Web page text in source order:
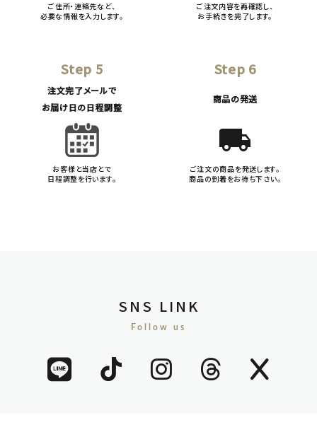
ご住所・連絡先など、
必要な情報を入力します。
ご注文内容を再確認し、
お手続きを完了します。
Step 5
注文完了メールで
お届け日の日程調整
お客様と当店とで
日程調整を行います。
Step 6
商品の発送
local_shipping
ご注文の商品を発送します。
商品の到着をお待ち下さい。
SNS LINK
Follow us